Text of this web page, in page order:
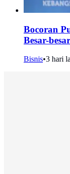
Bocoran
Besar-
Bisnis•3 hari